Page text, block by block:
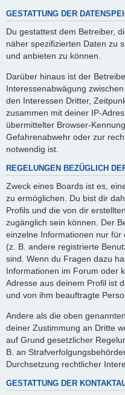
GESTATTUNG DER
Du gestattest dem Betreiber,
näher spezifizierten Daten zu
und anbieten zu können.
Darüber hinaus ist der
Interessenabwägung
den Interessen Dritter,
zusammen mit deiner IP-
übermittelter Browser-
Gefahrenabwehr oder zur
notwendig ist.
REGELUNGEN BEZÜGLICH
Zweck eines Boards ist es,
zu ermöglichen. Du bist dir
Profils und die von dir
zugänglich sein können. Der
einzelne Informationen nur
(z. B. andere registrierte
sind. Wenn du Fragen dazu
Informationen im Forum oder
Adresse aus deinem Profil ist
und von ihm beauftragte
Andere als die oben
deiner Zustimmung an Dritte
auf Grund gesetzlicher
B. an
Durchsetzung rechtlicher
GESTATTUNG DER